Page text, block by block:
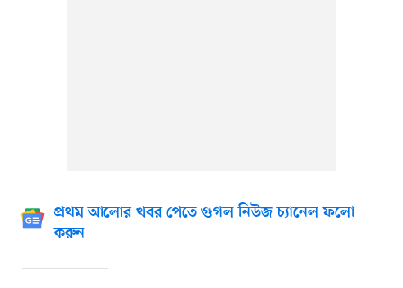
প্রথম আলোর খবর পেতে গুগল নিউজ চ্যানেল ফলো
করুন